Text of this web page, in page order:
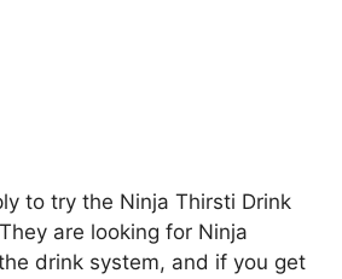
to try the Ninja Thirsti Drink
are looking for Ninja
drink system, and if you get